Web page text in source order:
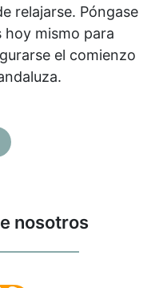
relajarse. Póngase
mismo para
el comienzo
nosotros